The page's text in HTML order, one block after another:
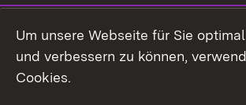
Mastodon
Messenger
Um unsere Webseite für Sie
und verbessern zu können,
Cookies.